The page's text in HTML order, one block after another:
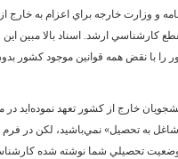
گذرنامه و وزارت خارجه براي اعزام به
کارشناسي ارشد. اسناد بالا مبين
به خارج از کشور را با نقض همه قوانين موجود
اداره کل بورس‌ها و دانشجويان خارج از کشور تعهد
به تحصيل» نمي‌باشيد، لکن در
تحصيلي شما نوشته شده